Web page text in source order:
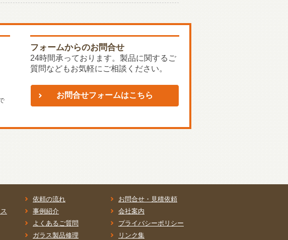
フォームからのお問合せ
24時間承っております。製品に関するご
質問などもお気軽にご相談ください。
お問合せフォームはこちら
依頼の流れ
事例紹介
よくあるご質問
ガラス製品修理
お問合せ・見積依頼
会社案内
プライバシーポリシー
リンク集